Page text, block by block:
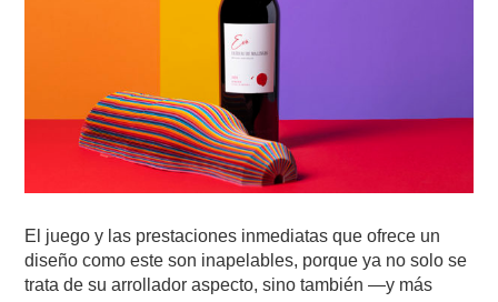
El juego y las prestaciones inmediatas que ofrece un
diseño como este son inapelables, porque ya no solo se
trata de su arrollador aspecto, sino también —y más